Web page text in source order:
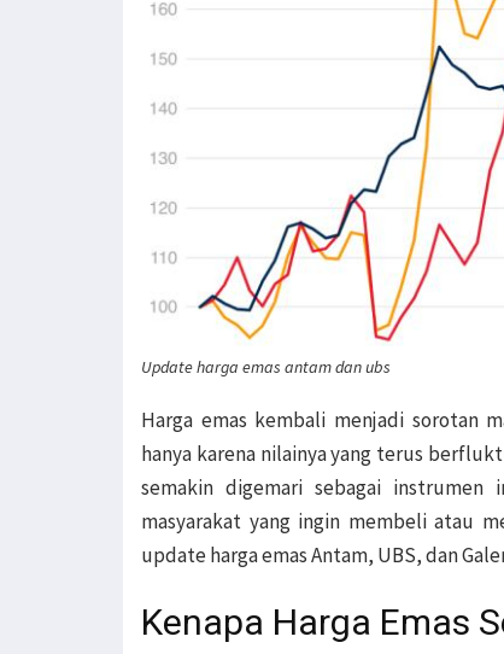
Update harga emas antam dan ubs
Harga emas kembali menjadi sorotan
hanya karena nilainya yang terus
semakin digemari sebagai instrumen
masyarakat yang ingin membeli atau
update harga emas Antam, UBS, dan
Kenapa Harga Emas